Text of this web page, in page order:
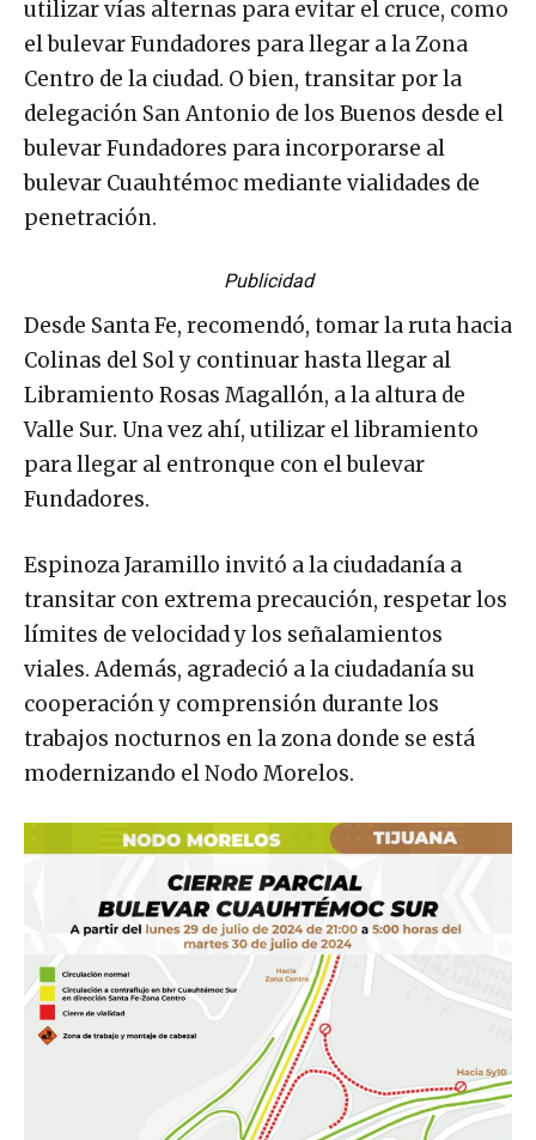
utilizar vías alternas para evitar el cruce, como
el bulevar Fundadores para llegar a la Zona
Centro de la ciudad. O bien, transitar por la
delegación San Antonio de los Buenos desde el
bulevar Fundadores para incorporarse al
bulevar Cuauhtémoc mediante vialidades de
penetración.
Publicidad
Desde Santa Fe, recomendó, tomar la ruta hacia
Colinas del Sol y continuar hasta llegar al
Libramiento Rosas Magallón, a la altura de
Valle Sur. Una vez ahí, utilizar el libramiento
para llegar al entronque con el bulevar
Fundadores.
Espinoza Jaramillo invitó a la ciudadanía a
transitar con extrema precaución, respetar los
límites de velocidad y los señalamientos
viales. Además, agradeció a la ciudadanía su
cooperación y comprensión durante los
trabajos nocturnos en la zona donde se está
modernizando el Nodo Morelos.